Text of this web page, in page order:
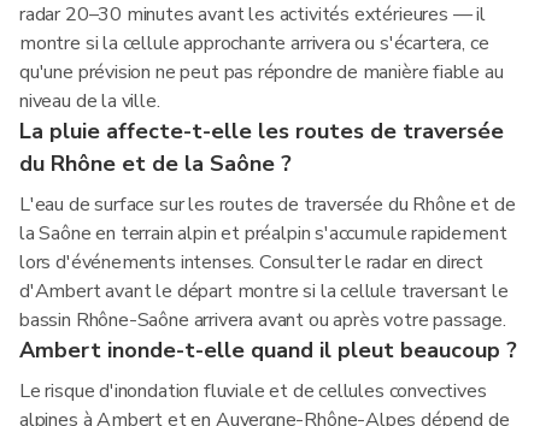
radar 20–30 minutes avant les activités extérieures — il
montre si la cellule approchante arrivera ou s'écartera, ce
qu'une prévision ne peut pas répondre de manière fiable au
niveau de la ville.
La pluie affecte-t-elle les routes de traversée
du Rhône et de la Saône ?
L'eau de surface sur les routes de traversée du Rhône et de
la Saône en terrain alpin et préalpin s'accumule rapidement
lors d'événements intenses. Consulter le radar en direct
d'Ambert avant le départ montre si la cellule traversant le
bassin Rhône-Saône arrivera avant ou après votre passage.
Ambert inonde-t-elle quand il pleut beaucoup ?
Le risque d'inondation fluviale et de cellules convectives
alpines à Ambert et en Auvergne-Rhône-Alpes dépend de